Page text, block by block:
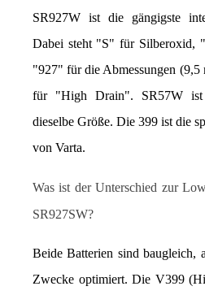
SR927W ist die gängigste
Dabei steht "S" für Silberoxid,
"927" für die Abmessungen
für "High Drain". SR57W
dieselbe Größe. Die 399 ist die
von Varta.
Was ist der Unterschied zur
SR927SW?
Beide Batterien sind baugleich,
Zwecke optimiert. Die V399